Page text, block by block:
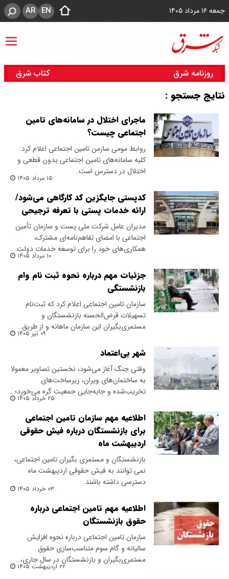
جمعه ۱۶ مرداد ۱۴۰۵ EN
AR
روزنامه شرق کتاب شرق
نتایج جستجو :
ماجرای اختلال در سامانه‌های تامین
اجتماعی چیست؟
روابط مومی سازمن تامین اجتماعی اعلام کرد:
کلیه سامانه‌های تامین اجتماعی بدون قطعی و
اختلال در دسترس است.
۱۵ مرداد ۱۴۰۵
کدپستی جایگزین کد کارگاهی می‌شود/
ارائه خدمات پستی با تعرفه ترجیحی
مدیران عامل شرکت ملی پست و سازمان تأمین
اجتماعی با امضای تفاهم‌نامه‌ای مشترک،
همکاری‌های خود را برای توسعه خدمات دولت…
۱۰ مرداد ۱۴۰۵
جزئیات مهم درباره نحوه ثبت نام وام
بازنشستگی
سازمان تامین اجتماعی اعلام کرد که ثبت‌نام
تسهیلات قرض‌الحسنه بازنشستگان و
مستمری‌بگیران این سازمان ماهانه و از طریق…
۰۹ تیر ۱۴۰۵
شهر بی‌اعتماد
وقتی جنگ آغاز می‌شود، نخستین تصاویر معمولا
به ساختمان‌های ویران، زیرساخت‌های
تخریب‌شده و جابه‌جایی جمعیت گره می‌خورد؛…
۲۵ خرداد ۱۴۰۵
اطلاعیه مهم سازمان تامین اجتماعی
برای بازنشستگان درباره فیش حقوقی
اردیبهشت ماه
بازنشستگان و مستمری بگیران تامین اجتماعی،
نمی توانند به فیش حقوقی اردیبهشت ماه
دسترسی داشته باشند.
۰۳ خرداد ۱۴۰۵
اطلاعیه مهم تامین اجتماعی درباره
حقوق بازنشستگان
سازمان تامین اجتماعی درباره نحوه افزایش
سالیانه و گام سوم متناسب‌سازی حقوق
مستمری‌بگیران و بازنشستگان در سال جاری،…
۲۲ اردیبهشت ۱۴۰۵